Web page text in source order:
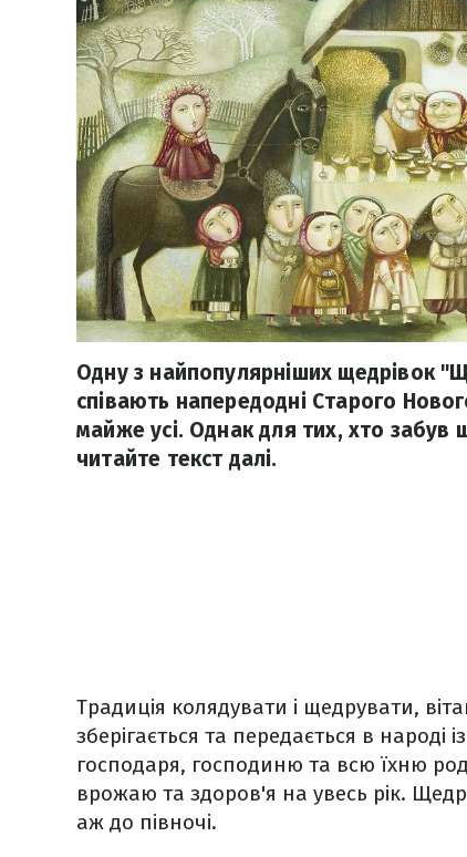
Одну з найпопулярніших щедрівок
співають напередодні Старого
майже усі. Однак для тих, хто забув
читайте текст далі.
Традиція колядувати і щедрувати,
зберігається та передається в народі
господаря, господиню та всю їхню
врожаю та здоров'я на увесь рік.
аж до півночі.